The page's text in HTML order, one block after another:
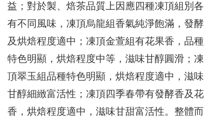
益；對於製、焙茶品質上因應四種凍頂組別各
有不同風味，凍頂烏龍組香氣純淨飽滿，發酵
及烘焙程度適中；凍頂金萱組有花果香，品種
特色明顯，烘焙程度中等，滋味甘醇圓滑；凍
頂翠玉組品種特色明顯，烘焙程度適中，滋味
甘醇細緻富活性；凍頂四季春帶有發酵香及花
香，烘焙程度適中，滋味甘甜富活性。整體而